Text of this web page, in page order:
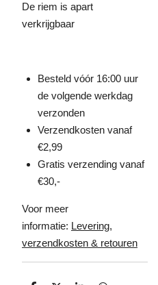
De riem is apart
verkrijgbaar
Besteld vóór 16:00 uur
de volgende werkdag
verzonden
Verzendkosten vanaf
€2,99
Gratis verzending vanaf
€30,-
Voor meer
informatie: Levering,
verzendkosten & retouren